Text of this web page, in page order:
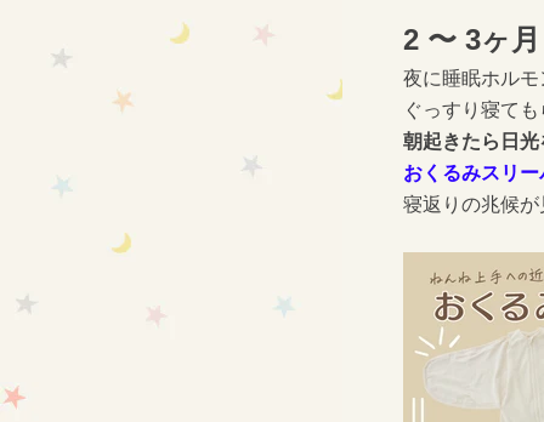
2 〜 3ヶ
夜に睡眠ホル
ぐっすり寝て
朝起きたら日光
おくるみスリー
寝返りの兆候